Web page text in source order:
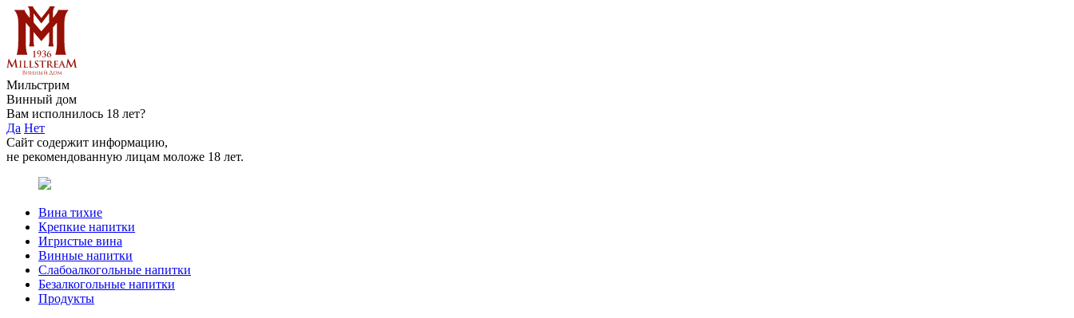
Мильстрим
Винный дом
Вам исполнилось 18 лет?
Да Нет
Сайт содержит информацию,
не рекомендованную лицам моложе 18 лет.
Вина тихие
Крепкие напитки
Игристые вина
Винные напитки
Слабоалкогольные напитки
Безалкогольные напитки
Продукты